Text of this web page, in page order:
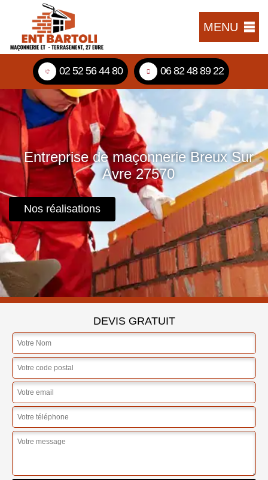
MENU
02 52 56 44 80 06 82 48 89 22
Entreprise de maçonnerie Breux Sur
Avre 27570
Nos réalisations
DEVIS GRATUIT